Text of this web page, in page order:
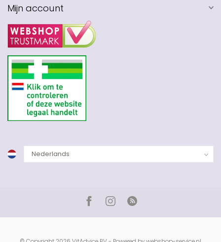
Mijn account